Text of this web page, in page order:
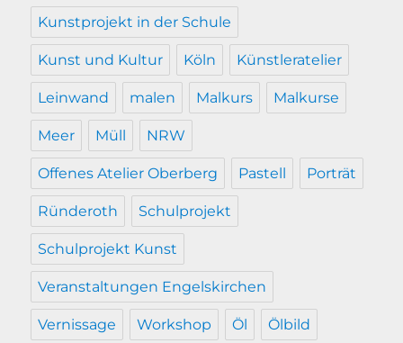
Kunstprojekt in der Schule
Kunst und Kultur Köln Künstleratelier
Leinwand malen Malkurs Malkurse
Meer Müll NRW
Offenes Atelier Oberberg Pastell Porträt
Ründeroth Schulprojekt
Schulprojekt Kunst
Veranstaltungen Engelskirchen
Vernissage Workshop Öl Ölbild